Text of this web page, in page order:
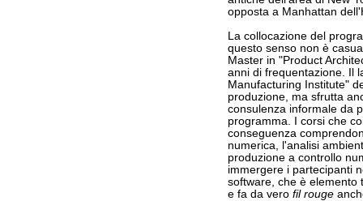
opposta a Manhattan
La collocazione del
questo senso non è
Master in "Product
anni di frequentazione. Il
Manufacturing Institute"
produzione, ma sfrutta
consulenza informale da
programma. I corsi che
conseguenza
numerica, l'analisi
produzione a controllo
immergere i partecipanti
software, che è elemento
e fa da vero fil rouge